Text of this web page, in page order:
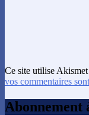
Ce site utilise
vos commentaires
Abonnement